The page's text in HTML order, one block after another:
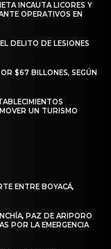
INCAUTA LICORES Y
OPERATIVOS EN
DELITO DE LESIONES
$67 BILLONES, SEGÚN
UN TURISMO
ENTRE BOYACÁ,
PAZ DE ARIPORO
POR LA EMERGENCIA